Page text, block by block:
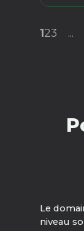
123 ...
Le
niveau